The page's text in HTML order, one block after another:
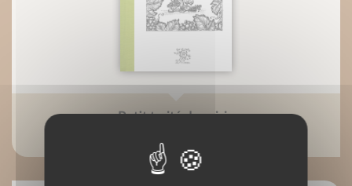
Petit traité du raisin